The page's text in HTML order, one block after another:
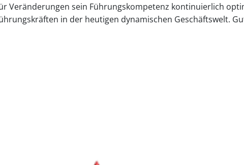
sein Führungskompetenz kontinuierlich
in der heutigen dynamischen Geschäftswelt.